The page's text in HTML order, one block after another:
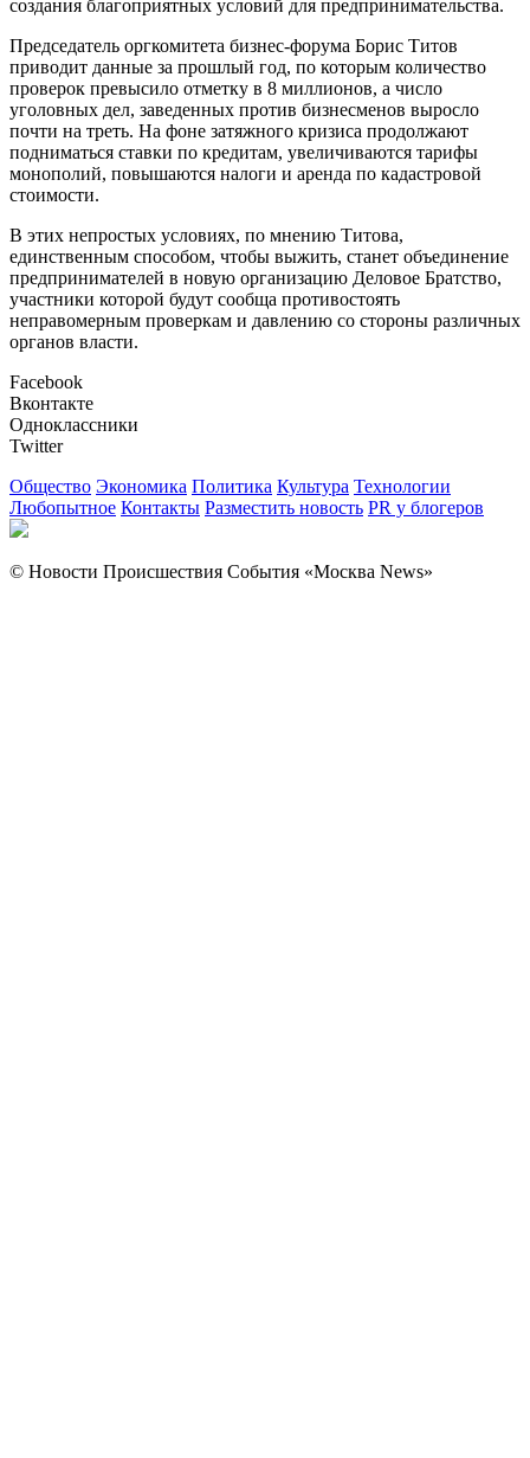
создания благоприятных условий для предпринимательства.
Председатель оргкомитета бизнес-форума Борис Титов
приводит данные за прошлый год, по которым количество
проверок превысило отметку в 8 миллионов, а число
уголовных дел, заведенных против бизнесменов выросло
почти на треть. На фоне затяжного кризиса продолжают
подниматься ставки по кредитам, увеличиваются тарифы
монополий, повышаются налоги и аренда по кадастровой
стоимости.
В этих непростых условиях, по мнению Титова,
единственным способом, чтобы выжить, станет объединение
предпринимателей в новую организацию Деловое Братство,
участники которой будут сообща противостоять
неправомерным проверкам и давлению со стороны различных
органов власти.
Facebook
Вконтакте
Одноклассники
Twitter
Общество Экономика Политика Культура Технологии
Любопытное Контакты Разместить новость PR у блогеров
© Новости Происшествия События «Москва News»